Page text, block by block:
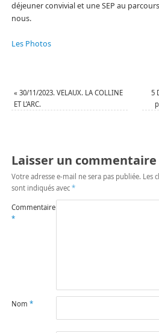
déjeuner convivial et une SEP au
nous.
Les Photos
« 30/11/2023. VELAUX. LA COLLINE
ET L’ARC.
5
Laisser un commentaire
Votre adresse e-mail ne sera pas publiée. Les
sont indiqués avec *
Commentaire
*
Nom *